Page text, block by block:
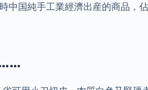
中国純手工業經濟出産的商品，
……